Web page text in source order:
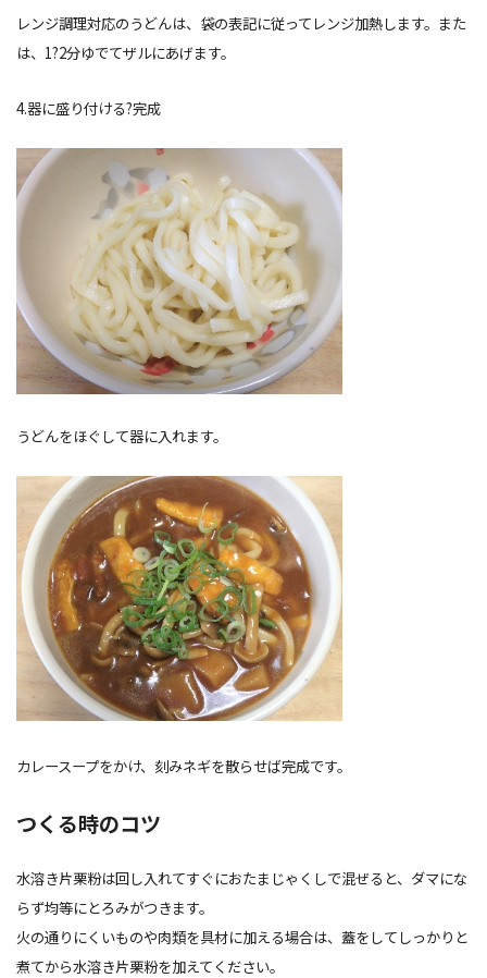
レンジ調理対応のうどんは、袋の表記に従ってレンジ加熱します。また
は、1?2分ゆでてザルにあげます。
4.器に盛り付ける?完成
うどんをほぐして器に入れます。
カレースープをかけ、刻みネギを散らせば完成です。
つくる時のコツ
水溶き片栗粉は回し入れてすぐにおたまじゃくしで混ぜると、ダマにな
らず均等にとろみがつきます。
火の通りにくいものや肉類を具材に加える場合は、蓋をしてしっかりと
煮てから水溶き片栗粉を加えてください。